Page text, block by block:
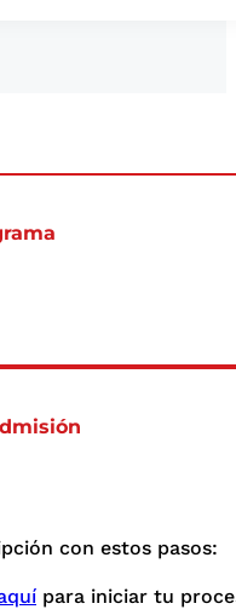
con estos pasos:
para iniciar tu